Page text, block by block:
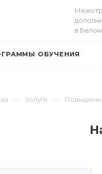
в Белом
ОБУЧЕНИЯ
Услуги